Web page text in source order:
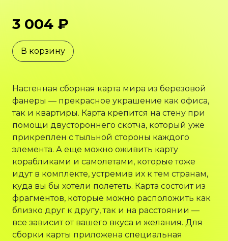
3 004 ₽
В корзину
Настенная сборная карта мира из березовой
фанеры — прекрасное украшение как офиса,
так и квартиры. Карта крепится на стену при
помощи двустороннего скотча, который уже
прикреплен с тыльной стороны каждого
элемента. А еще можно оживить карту
корабликами и самолетами, которые тоже
идут в комплекте, устремив их к тем странам,
куда вы бы хотели полететь. Карта состоит из
фрагментов, которые можно расположить как
близко друг к другу, так и на расстоянии —
все зависит от вашего вкуса и желания. Для
сборки карты приложена специальная